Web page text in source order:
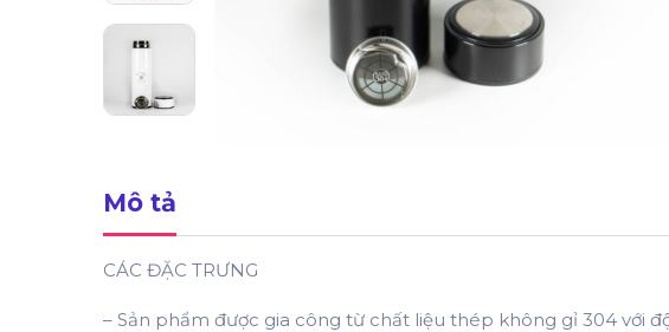
Mô tả
CÁC ĐẶC TRƯNG
– Sản phẩm được gia công từ chất liệu thép không gỉ 304 với